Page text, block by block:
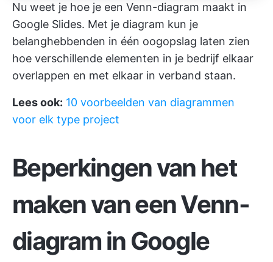
Nu weet je hoe je een Venn-diagram maakt in
Google Slides. Met je diagram kun je
belanghebbenden in één oogopslag laten zien
hoe verschillende elementen in je bedrijf elkaar
overlappen en met elkaar in verband staan.
Lees ook: 10 voorbeelden van diagrammen
voor elk type project
Beperkingen van het
maken van een Venn-
diagram in Google